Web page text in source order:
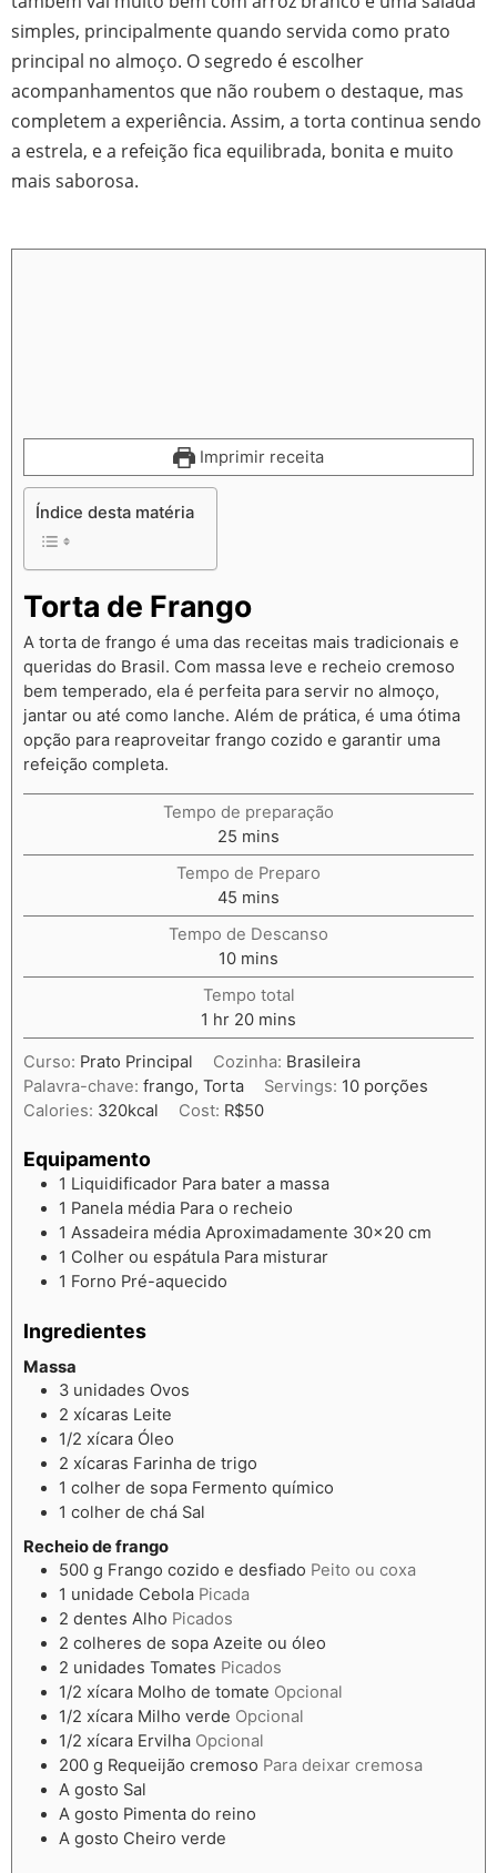
simples, principalmente quando servida como prato
principal no almoço. O segredo é escolher
acompanhamentos que não roubem o destaque, mas
completem a experiência. Assim, a torta continua sendo
a estrela, e a refeição fica equilibrada, bonita e muito
mais saborosa.
Imprimir receita
Índice desta matéria
Torta de Frango
A torta de frango é uma das receitas mais tradicionais e
queridas do Brasil. Com massa leve e recheio cremoso
bem temperado, ela é perfeita para servir no almoço,
jantar ou até como lanche. Além de prática, é uma ótima
opção para reaproveitar frango cozido e garantir uma
refeição completa.
Tempo de preparação
25 mins
Tempo de Preparo
45 mins
Tempo de Descanso
10 mins
Tempo total
1 hr 20 mins
Curso: Prato Principal Cozinha: Brasileira
Palavra-chave: frango, Torta Servings: 10 porções
Calories: 320kcal Cost: R$50
Equipamento
1 Liquidificador Para bater a massa
1 Panela média Para o recheio
1 Assadeira média Aproximadamente 30x20 cm
1 Colher ou espátula Para misturar
1 Forno Pré-aquecido
Ingredientes
Massa
3 unidades Ovos
2 xícaras Leite
1/2 xícara Óleo
2 xícaras Farinha de trigo
1 colher de sopa Fermento químico
1 colher de chá Sal
Recheio de frango
500 g Frango cozido e desfiado Peito ou coxa
1 unidade Cebola Picada
2 dentes Alho Picados
2 colheres de sopa Azeite ou óleo
2 unidades Tomates Picados
1/2 xícara Molho de tomate Opcional
1/2 xícara Milho verde Opcional
1/2 xícara Ervilha Opcional
200 g Requeijão cremoso Para deixar cremosa
A gosto Sal
A gosto Pimenta do reino
A gosto Cheiro verde